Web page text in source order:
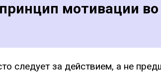
мотивации
следует за действием, а не